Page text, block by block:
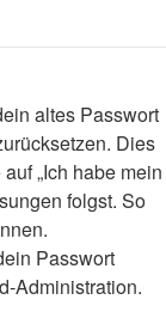
altes Passwort
Dies
„Ich habe mein
folgst. So
Passwort
Administration.